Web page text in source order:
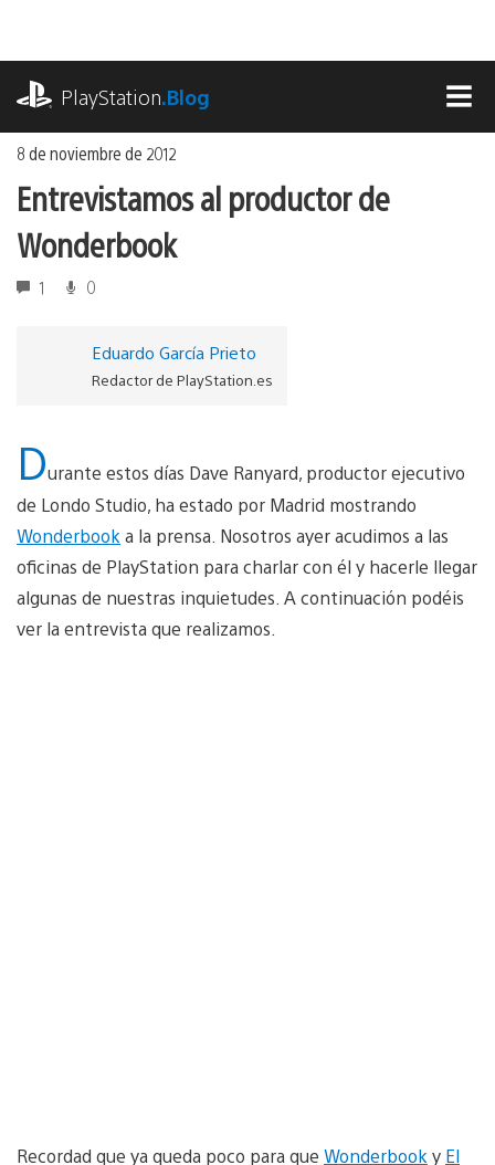
contenido
PlayStation.Blog
8 de noviembre de 2012
Entrevistamos al productor de
Wonderbook
1 0
Eduardo García Prieto
Redactor de PlayStation.es
Durante estos días Dave Ranyard, productor ejecutivo
de Londo Studio, ha estado por Madrid mostrando
Wonderbook a la prensa. Nosotros ayer acudimos a las
oficinas de PlayStation para charlar con él y hacerle llegar
algunas de nuestras inquietudes. A continuación podéis
ver la entrevista que realizamos.
Recordad que ya queda poco para que Wonderbook y El